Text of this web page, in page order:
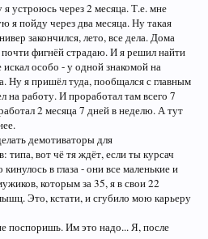
устроюсь через 2 месяца. Т.е. мне
я пойду через два месяца. Ну такая
закончился, лето, все дела. Дома
фигнёй страдаю. И я решил найти
особо - у одной знакомой на
Ну я пришёл туда, пообщался с главным
работу. И проработал там всего 7
2 месяца 7 дней в неделю. А тут
демотиваторы для
типа, вот чё тя ждёт, если ты курсач
кинулось в глаза - они все маленькие и
которым за 35, я в свои 22
Это, кстати, и сгубило мою карьеру
поспоришь. Им это надо... Я, после